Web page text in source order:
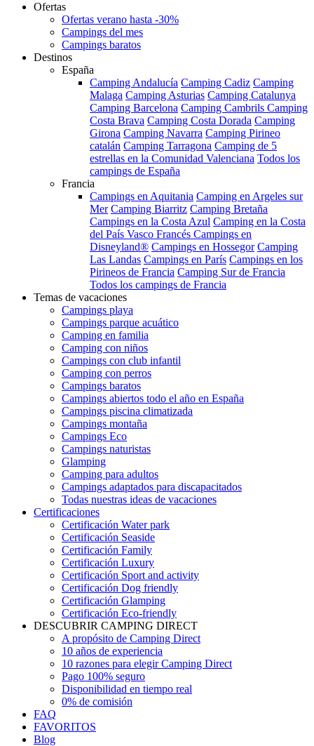
Ofertas
Ofertas verano hasta -30%
Campings del mes
Campings baratos
Destinos
España
Camping Andalucía Camping Cadiz Camping
Malaga Camping Asturias Camping Catalunya
Camping Barcelona Camping Cambrils Camping
Costa Brava Camping Costa Dorada Camping
Girona Camping Navarra Camping Pirineo
catalán Camping Tarragona Camping de 5
estrellas en la Comunidad Valenciana Todos los
campings de España
Francia
Campings en Aquitania Camping en Argeles sur
Mer Camping Biarritz Camping Bretaña
Campings en la Costa Azul Camping en la Costa
del País Vasco Francés Campings en
Disneyland® Campings en Hossegor Camping
Las Landas Campings en París Campings en los
Pirineos de Francia Camping Sur de Francia
Todos los campings de Francia
Temas de vacaciones
Campings playa
Campings parque acuático
Camping en familia
Camping con niños
Campings con club infantil
Camping con perros
Campings baratos
Campings abiertos todo el año en España
Campings piscina climatizada
Campings montaña
Campings Eco
Campings naturistas
Glamping
Camping para adultos
Campings adaptados para discapacitados
Todas nuestras ideas de vacaciones
Certificaciones
Certificación Water park
Certificación Seaside
Certificación Family
Certificación Luxury
Certificación Sport and activity
Certificación Dog friendly
Certificación Glamping
Certificación Eco-friendly
DESCUBRIR CAMPING DIRECT
A propósito de Camping Direct
10 años de experiencia
10 razones para elegir Camping Direct
Pago 100% seguro
Disponibilidad en tiempo real
0% de comisión
FAQ
FAVORITOS
Blog